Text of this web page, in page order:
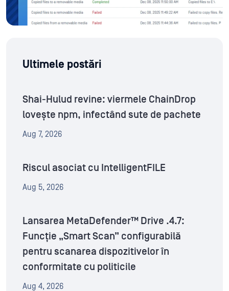
Ultimele postări
Shai-Hulud revine: viermele ChainDrop
lovește npm, infectând sute de pachete
Aug 7, 2026
Riscul asociat cu IntelligentFILE
Aug 5, 2026
Lansarea MetaDefender™ Drive .4.7:
Funcție „Smart Scan” configurabilă
pentru scanarea dispozitivelor în
conformitate cu politicile
Aug 4, 2026